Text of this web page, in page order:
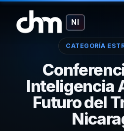
NI
CATEGORÍA
Inteligencia
Futuro del